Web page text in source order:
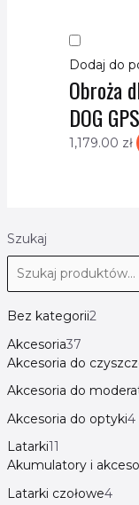
Szukaj
Bez kategorii2
Akcesoria37
Akcesoria do
Akcesoria do
Akcesoria do optyki4
Latarki11
Akumulatory i
Latarki czołowe4
Dodaj do
Obroża
DOG
1,179.00 zł